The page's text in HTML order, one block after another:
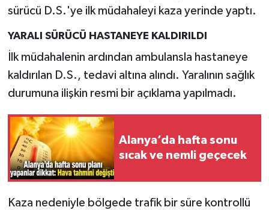
sürücü D.S.'ye ilk müdahaleyi kaza yerinde yaptı.
YARALI SÜRÜCÜ HASTANEYE KALDIRILDI
İlk müdahalenin ardından ambulansla hastaneye
kaldırılan D.S., tedavi altına alındı. Yaralının sağlık
durumuna ilişkin resmi bir açıklama yapılmadı.
Alanya’da hafta sonu
sıcak ve nemli geçecek
Kaza nedeniyle bölgede trafik bir süre kontrollü